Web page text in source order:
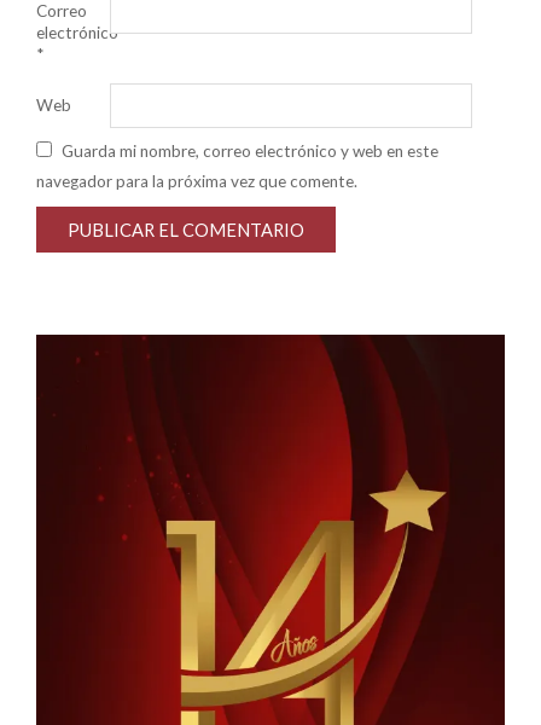
Correo
electrónico
*
Web
Guarda mi nombre, correo electrónico y web en este
navegador para la próxima vez que comente.